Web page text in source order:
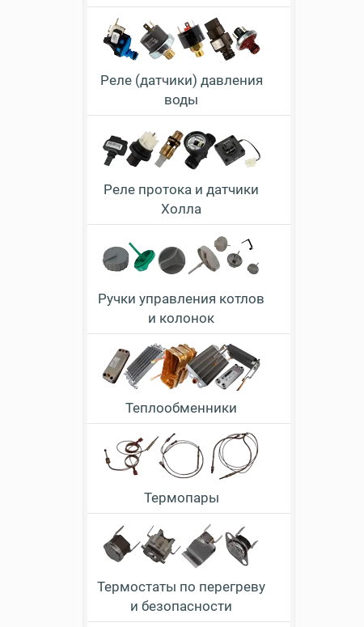
Реле (датчики) давления
воды
Реле протока и датчики
Холла
Ручки управления котлов
и колонок
Теплообменники
Термопары
Термостаты по перегреву
и безопасности